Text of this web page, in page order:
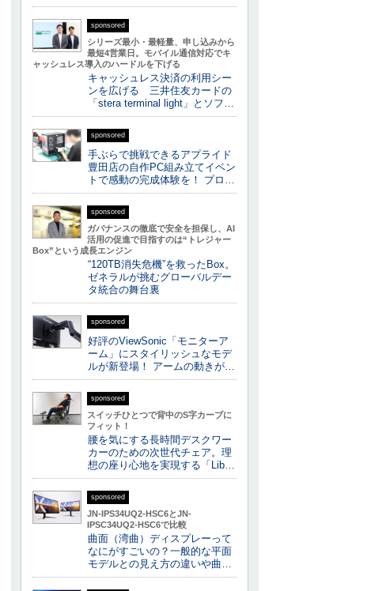
sponsored
シリーズ最小・最軽量、申し込みから
最短4営業日。モバイル通信対応でキ
ャッシュレス導入のハードルを下げる
キャッシュレス決済の利用シー
ンを広げる 三井住友カードの
「stera terminal light」とソフ…
sponsored
手ぶらで挑戦できるアプライド
豊田店の自作PC組み立てイベン
トで感動の完成体験を！ プロ…
sponsored
ガバナンスの徹底で安全を担保し、AI
活用の促進で目指すのは“トレジャー
Box”という成長エンジン
“120TB消失危機”を救ったBox。
ゼネラルが挑むグローバルデー
タ統合の舞台裏
sponsored
好評のViewSonic「モニターア
ーム」にスタイリッシュなモデ
ルが新登場！ アームの動きが…
sponsored
スイッチひとつで背中のS字カーブに
フィット！
腰を気にする長時間デスクワー
カーのための次世代チェア。理
想の座り心地を実現する「Lib…
sponsored
JN-IPS34UQ2-HSC6とJN-
IPSC34UQ2-HSC6で比較
曲面（湾曲）ディスプレーって
なにがすごいの？一般的な平面
モデルとの見え方の違いや曲…